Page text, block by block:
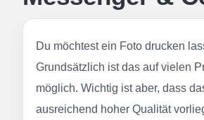
Du möchtest ein Foto drucken
Grundsätzlich ist das auf vielen
möglich. Wichtig ist aber, dass
ausreichend hoher Qualität